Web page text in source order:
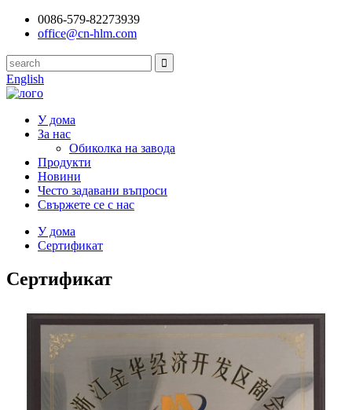
0086-579-82273939
office@cn-hlm.com
English
У дома
За нас
Обиколка на завода
Продукти
Новини
Често задавани въпроси
Свържете се с нас
У дома
Сертификат
Сертификат